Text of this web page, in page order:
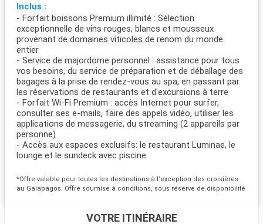
Inclus :
- Forfait boissons Premium illimité : Sélection
exceptionnelle de vins rouges, blancs et mousseux
provenant de domaines viticoles de renom du monde
entier
- Service de majordome personnel : assistance pour tous
vos besoins, du service de préparation et de déballage des
bagages à la prise de rendez-vous au spa, en passant par
les réservations de restaurants et d'excursions à terre
- Forfait Wi-Fi Premium : accès Internet pour surfer,
consulter ses e-mails, faire des appels vidéo, utiliser les
applications de messagerie, du streaming (2 appareils par
personne)
- Accès aux espaces exclusifs: le restaurant Luminae, le
lounge et le sundeck avec piscine
*Offre valable pour toutes les destinations à l’exception des croisières
au Galapagos. Offre soumise à conditions, sous réserve de disponibilité
VOTRE ITINÉRAIRE